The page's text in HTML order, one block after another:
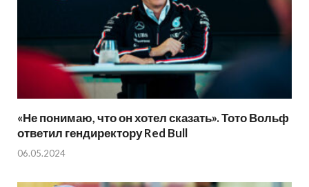
«Не понимаю, что он хотел сказать». Тото Вольф
ответил гендиректору Red Bull
06.05.2024